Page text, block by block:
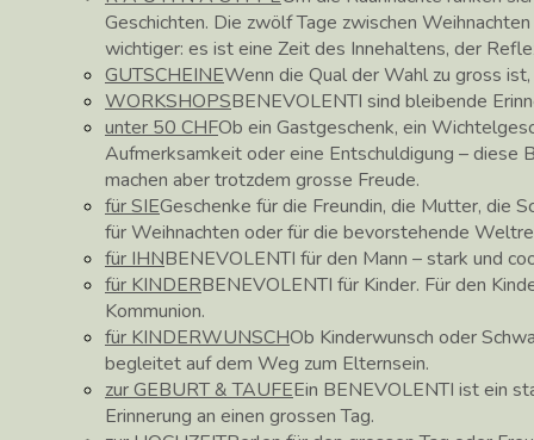
Geschichten. Die zwölf Tage zwischen
wichtiger: es ist eine Zeit des Innehaltens, der
GUTSCHEINEWenn die Qual der Wahl zu gross
WORKSHOPSBENEVOLENTI sind bleibende
unter 50 CHFOb ein Gastgeschenk, ein
Aufmerksamkeit oder eine Entschuldigung – diese
machen aber trotzdem grosse Freude.
für SIEGeschenke für die Freundin, die Mutter, die
für Weihnachten oder für die bevorstehende
für IHNBENEVOLENTI für den Mann – stark und
für KINDERBENEVOLENTI für Kinder. Für den
Kommunion.
für KINDERWUNSCHOb Kinderwunsch oder
begleitet auf dem Weg zum Elternsein.
zur GEBURT & TAUFEEin BENEVOLENTI ist ein
Erinnerung an einen grossen Tag.